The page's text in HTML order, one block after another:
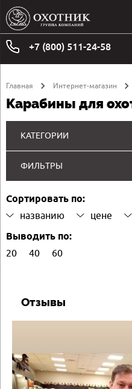
+7 (800) 511-24-58
Главная Интернет-магазин
Карабины для
КАТЕГОРИИ
ФИЛЬТРЫ
Сортировать по:
названию цене
Выводить по:
20 40 60
Отзывы